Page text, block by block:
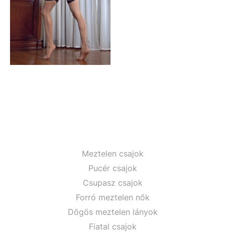
Meztelen csajok
Pucér csajok
Csupasz csajok
Forró meztelen nők
Dögös meztelen lányok
Fiatal csajok